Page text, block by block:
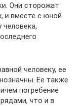
Они сторожат
и вместе с юной
человеку, ее
Ее также
погребение
что и в